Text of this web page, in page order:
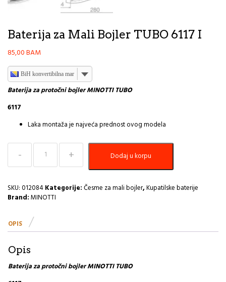
Baterija za Mali Bojler TUBO 6117 I
85,00BAM
BiH konvertibilna marka
Baterija za protočni bojler MINOTTI TUBO
6117
Laka montaža je najveća prednost ovog modela
Baterija
Mali
TUBO
6117
količina
Dodaj u korpu
SKU:012084Kategorije:Česme za mali bojler,Kupatilske baterije
Brand:MINOTTI
OPIS
Opis
Baterija za protočni bojler MINOTTI TUBO